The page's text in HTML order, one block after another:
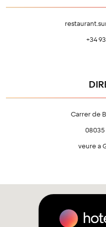
+34
Carrer de
08035
veure a